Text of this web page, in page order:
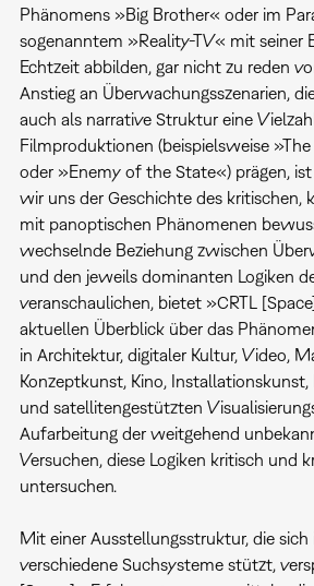
Phänomens »Big Brother« oder im
sogenanntem »Reality-TV« mit seiner
Echtzeit abbilden, gar nicht zu reden
Anstieg an Überwachungsszenarien,
auch als narrative Struktur eine
Filmproduktionen (beispielsweise
oder »Enemy of the State«) prägen,
wir uns der Geschichte des kritischen,
mit panoptischen Phänomenen
wechselnde Beziehung zwischen
und den jeweils dominanten Logiken
veranschaulichen, bietet »CRTL
aktuellen Überblick über das
in Architektur, digitaler Kultur, Video,
Konzeptkunst, Kino, Installationskunst,
und satellitengestützten
Aufarbeitung der weitgehend
Versuchen, diese Logiken kritisch und
untersuchen.
Mit einer Ausstellungsstruktur, die sich
verschiedene Suchsysteme stützt,